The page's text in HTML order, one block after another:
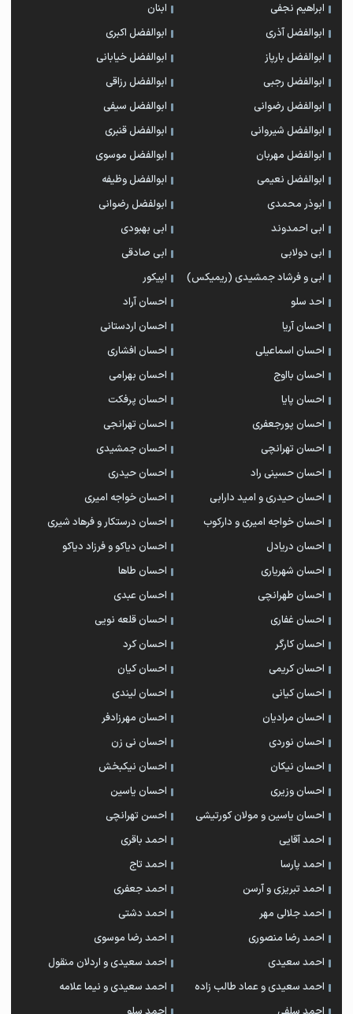
ابراهیم نجفی
ابنان
ابوالفضل آذری
ابوالفضل اکبری
ابوالفضل بارپاز
ابوالفضل خیابانی
ابوالفضل رجبی
ابوالفضل رزاقی
ابوالفضل رضوانی
ابوالفضل سیفی
ابوالفضل شیروانی
ابوالفضل قنبری
ابوالفضل مهربان
ابوالفضل موسوی
ابوالفضل نعیمی
ابوالفضل وظیفه
ابوذر محمدی
ابولفضل رضوانی
ابی احمدوند
ابی بهبودی
ابی دولابی
ابی صادقی
ابی و فرشاد جمشیدی (ریمیکس)
اپیکور
احد سلو
احسان آراد
احسان آریا
احسان اردستانی
احسان اسماعیلی
احسان افشاری
احسان بااوج
احسان بهرامی
احسان پایا
احسان پرفکت
احسان پورجعفری
احسان تهرانجی
احسان تهرانچی
احسان جمشیدی
احسان حسینی راد
احسان حیدری
احسان حیدری و امید دارابی
احسان خواجه امیری
احسان خواجه امیری و دارکوب
احسان درستكار و فرهاد شيرى
احسان دریادل
احسان دیاکو و فرزاد دیاکو
احسان شهریاری
احسان طاها
احسان طهرانچی
احسان عبدی
احسان غفاری
احسان قلعه نویی
احسان کارگر
احسان کرد
احسان کریمی
احسان کیان
احسان کیانی
احسان لیندی
احسان مرادیان
احسان مهرزادفر
احسان نوردی
احسان نی زن
احسان نیکان
احسان نیکبخش
احسان وزیری
احسان یاسین
احسان یاسین و مولان کورتیشی
احسن تهرانچی
احمد آقایی
احمد باقری
احمد پارسا
احمد تاج
احمد تبریزی و آرسن
احمد جعفری
احمد جلالی مهر
احمد دشتی
احمد رضا منصوری
احمد رضا موسوی
احمد سعیدی
احمد سعیدی و اردلان منقول
احمد سعیدی و عماد طالب زاده
احمد سعیدی و نیما علامه